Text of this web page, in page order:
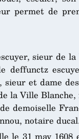
permet de
sieur de
sieur et dame
la Ville
demoiselle
notaire
le 31 may